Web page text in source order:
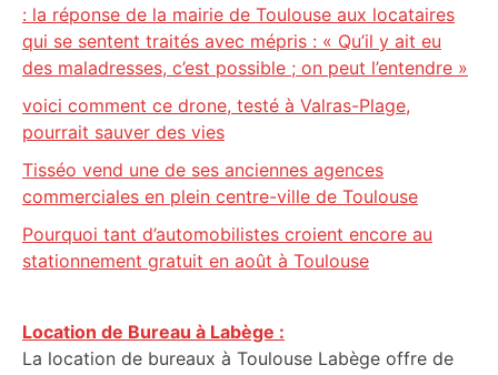
: la réponse de la mairie de Toulouse aux locataires
qui se sentent traités avec mépris : « Qu’il y ait eu
des maladresses, c’est possible ; on peut l’entendre »
voici comment ce drone, testé à Valras-Plage,
pourrait sauver des vies
Tisséo vend une de ses anciennes agences
commerciales en plein centre-ville de Toulouse
Pourquoi tant d’automobilistes croient encore au
stationnement gratuit en août à Toulouse
Location de Bureau à Labège :
La location de bureaux à Toulouse Labège offre de